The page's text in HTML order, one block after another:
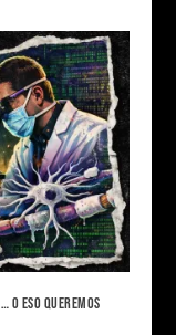
O ESO QUEREMOS